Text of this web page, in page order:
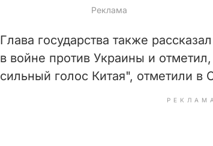
Глава государства также
в войне против Украины и
сильный голос Китая", отметили в
РЕКЛАМА